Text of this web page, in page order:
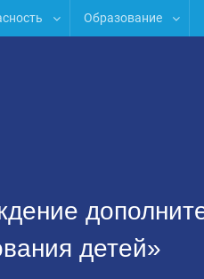
Образование
детей»